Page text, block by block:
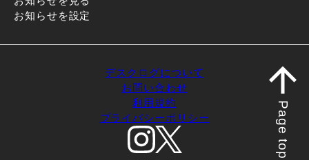
お知らせを設定
デスクログについて
お問い合わせ
利用規約
プライバシーポリシー
Page top